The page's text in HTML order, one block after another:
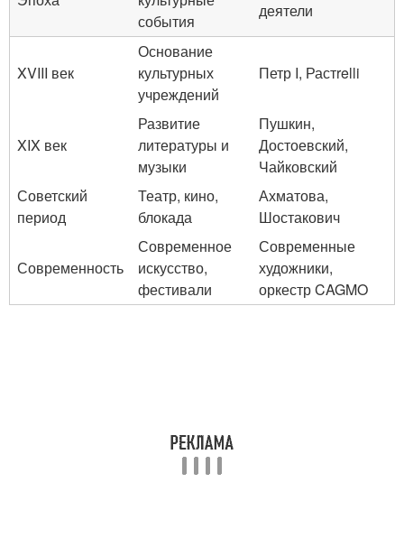
события
деятели
XVIII век
Основание
культурных
учреждений
Петр I, Растrelli
XIX век
Развитие
литературы и
музыки
Пушкин,
Достоевский,
Чайковский
Советский
период
Театр, кино,
блокада
Ахматова,
Шостакович
Современность
Современное
искусство,
фестивали
Современные
художники,
оркестр CAGMO